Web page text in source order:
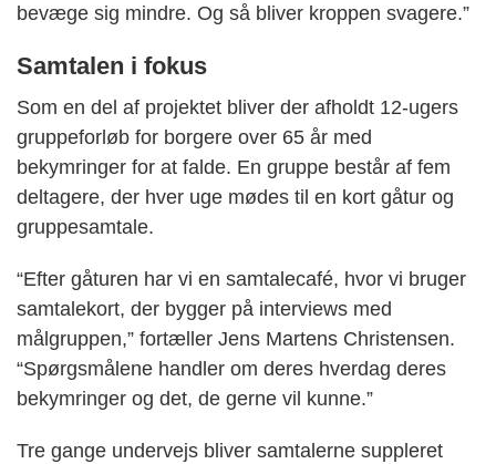
bevæge sig mindre. Og så bliver kroppen svagere.”
Samtalen i fokus
Som en del af projektet bliver der afholdt 12-ugers
gruppeforløb for borgere over 65 år med
bekymringer for at falde. En gruppe består af fem
deltagere, der hver uge mødes til en kort gåtur og
gruppesamtale.
“Efter gåturen har vi en samtalecafé, hvor vi bruger
samtalekort, der bygger på interviews med
målgruppen,” fortæller Jens Martens Christensen.
“Spørgsmålene handler om deres hverdag deres
bekymringer og det, de gerne vil kunne.”
Tre gange undervejs bliver samtalerne suppleret